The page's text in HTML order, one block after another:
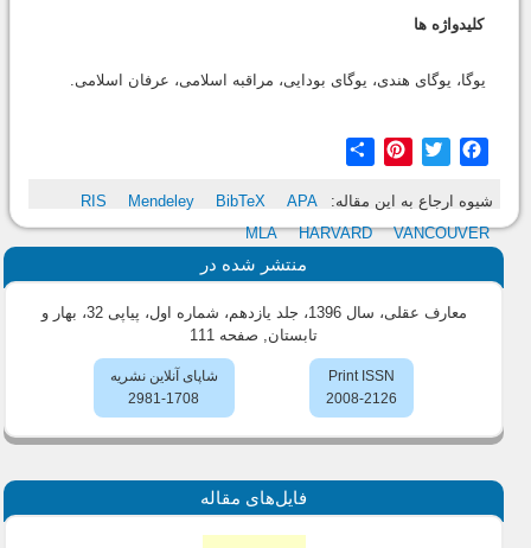
کلیدواژه ها
یوگا، یوگای هندی، یوگای بودایی، مراقبه اسلامی، عرفان اسلامی.
Facebook
Twitter
Pinterest
شیوه ارجاع به این مقاله: RIS Mendeley BibTeX
APA
MLA
HARVARD VANCOUVER
منتشر شده در
معارف عقلی، سال 1396، جلد یازدهم، شماره اول، پیاپی 32، بهار و
تابستان , صفحه 111
Print ISSN
2008-2126
شاپای آنلاین نشریه
2981-1708
فایل‌های مقاله